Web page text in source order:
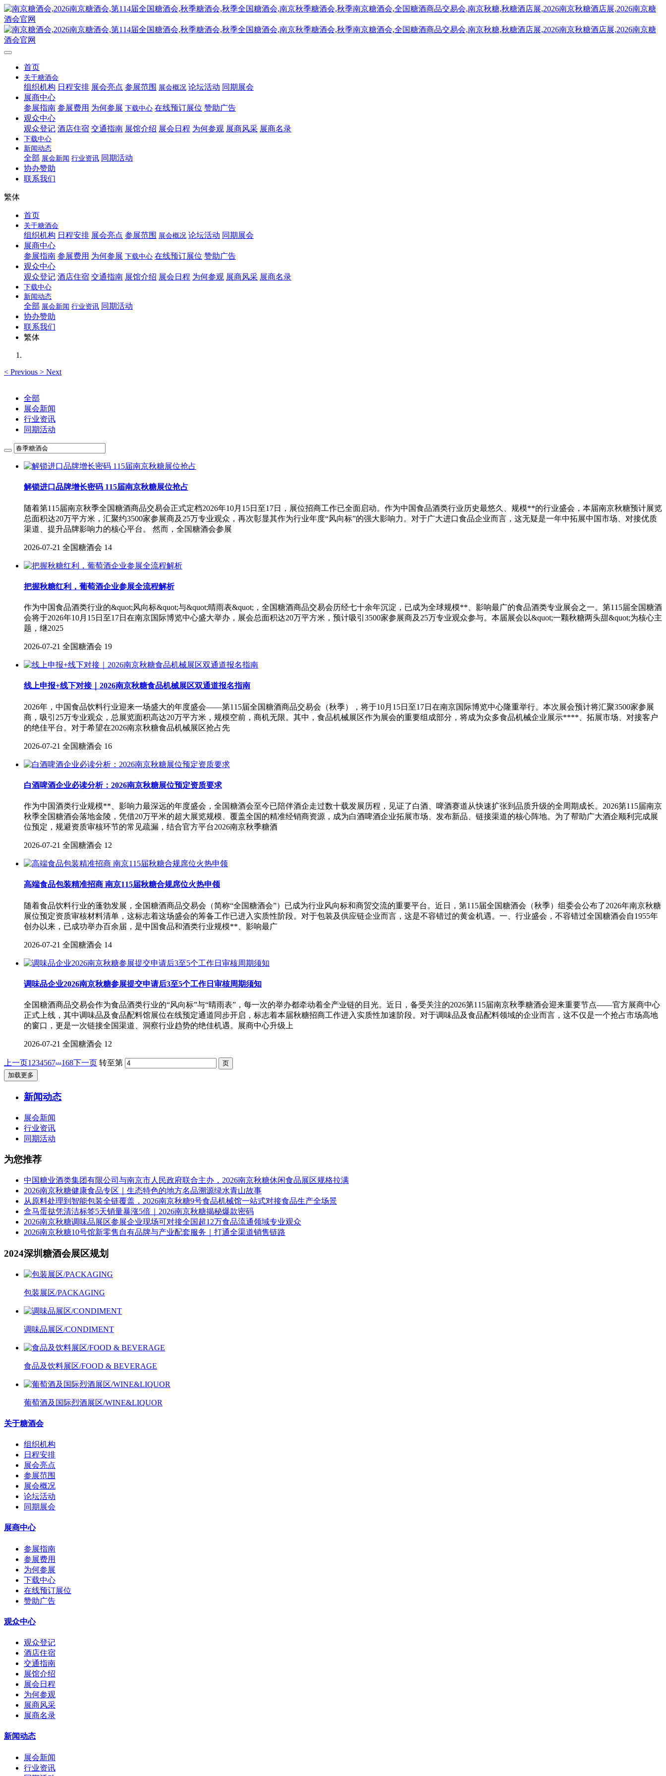
首页
关于糖酒会
组织机构 日程安排 展会亮点 参展范围 展会概况 论坛活动 同期展会
展商中心
参展指南 参展费用 为何参展 下载中心 在线预订展位 赞助广告
观众中心
观众登记 酒店住宿 交通指南 展馆介绍 展会日程 为何参观 展商风采 展商名录
下载中心
新闻动态
全部 展会新闻 行业资讯 同期活动
协办赞助
联系我们
繁体
首页
关于糖酒会
组织机构 日程安排 展会亮点 参展范围 展会概况 论坛活动 同期展会
展商中心
参展指南 参展费用 为何参展 下载中心 在线预订展位 赞助广告
观众中心
观众登记 酒店住宿 交通指南 展馆介绍 展会日程 为何参观 展商风采 展商名录
下载中心
新闻动态
全部 展会新闻 行业资讯 同期活动
协办赞助
联系我们
繁体
< Previous > Next
全部
展会新闻
行业资讯
同期活动
解锁进口品牌增长密码 115届南京秋糖展位抢占
随着第115届南京秋季全国糖酒商品交易会正式定档2026年10月15日至17日，展位招商工作已全面启动。作为中国食品酒类行业历史最悠久、规模**的行业盛会，本届南京秋糖预计展览
总面积达20万平方米，汇聚约3500家参展商及25万专业观众，再次彰显其作为行业年度“风向标”的强大影响力。对于广大进口食品企业而言，这无疑是一年中拓展中国市场、对接优质
渠道、提升品牌影响力的核心平台。 然而，全国糖酒会参展
2026-07-21 全国糖酒会 14
把握秋糖红利，葡萄酒企业参展全流程解析
作为中国食品酒类行业的&quot;风向标&quot;与&quot;晴雨表&quot;，全国糖酒商品交易会历经七十余年沉淀，已成为全球规模**、影响最广的食品酒类专业展会之一。第115届全国糖酒
会将于2026年10月15日至17日在南京国际博览中心盛大举办，展会总面积达20万平方米，预计吸引3500家参展商及25万专业观众参与。本届展会以&quot;一颗秋糖两头甜&quot;为核心主
题，继2025
2026-07-21 全国糖酒会 19
线上申报+线下对接｜2026南京秋糖食品机械展区双通道报名指南
2026年，中国食品饮料行业迎来一场盛大的年度盛会——第115届全国糖酒商品交易会（秋季），将于10月15日至17日在南京国际博览中心隆重举行。本次展会预计将汇聚3500家参展
商，吸引25万专业观众，总展览面积高达20万平方米，规模空前，商机无限。其中，食品机械展区作为展会的重要组成部分，将成为众多食品机械企业展示****、拓展市场、对接客户
的绝佳平台。对于希望在2026南京秋糖食品机械展区抢占先
2026-07-21 全国糖酒会 16
白酒啤酒企业必读分析：2026南京秋糖展位预定资质要求
作为中国酒类行业规模**、影响力最深远的年度盛会，全国糖酒会至今已陪伴酒企走过数十载发展历程，见证了白酒、啤酒赛道从快速扩张到品质升级的全周期成长。2026第115届南京
秋季全国糖酒会落地金陵，凭借20万平米的超大展览规模、覆盖全国的精准经销商资源，成为白酒啤酒企业拓展市场、发布新品、链接渠道的核心阵地。为了帮助广大酒企顺利完成展
位预定，规避资质审核环节的常见疏漏，结合官方平台2026南京秋季糖酒
2026-07-21 全国糖酒会 12
高端食品包装精准招商 南京115届秋糖合规席位火热申领
随着食品饮料行业的蓬勃发展，全国糖酒商品交易会（简称“全国糖酒会”）已成为行业风向标和商贸交流的重要平台。近日，第115届全国糖酒会（秋季）组委会公布了2026年南京秋糖
展位预定资质审核材料清单，这标志着这场盛会的筹备工作已进入实质性阶段。对于包装及供应链企业而言，这是不容错过的黄金机遇。一、行业盛会，不容错过全国糖酒会自1955年
创办以来，已成功举办百余届，是中国食品和酒类行业规模**、影响最广
2026-07-21 全国糖酒会 14
调味品企业2026南京秋糖参展提交申请后3至5个工作日审核周期须知
全国糖酒商品交易会作为食品酒类行业的“风向标”与“晴雨表”，每一次的举办都牵动着全产业链的目光。近日，备受关注的2026第115届南京秋季糖酒会迎来重要节点——官方展商中心
正式上线，其中调味品及食品配料馆展位在线预定通道同步开启，标志着本届秋糖招商工作进入实质性加速阶段。对于调味品及食品配料领域的企业而言，这不仅是一个抢占市场高地
的窗口，更是一次链接全国渠道、洞察行业趋势的绝佳机遇。展商中心升级上
2026-07-21 全国糖酒会 12
上一页1 234567...168下一页 转至第
加载更多
新闻动态
展会新闻
行业资讯
同期活动
为您推荐
中国糖业酒类集团有限公司与南京市人民政府联合主办，2026南京秋糖休闲食品展区规格拉满
2026南京秋糖健康食品专区｜生态特色的地方名品溯源绿水青山故事
从原料处理到智能包装全链覆盖，2026南京秋糖9号食品机械馆一站式对接食品生产全场景
盒马蛋挞凭清洁标签5天销量暴涨5倍｜2026南京秋糖揭秘爆款密码
2026南京秋糖调味品展区参展企业现场可对接全国超12万食品流通领域专业观众
2026南京秋糖10号馆新零售自有品牌与产业配套服务｜打通全渠道销售链路
2024深圳糖酒会展区规划
包装展区/PACKAGING
调味品展区/CONDIMENT
食品及饮料展区/FOOD & BEVERAGE
葡萄酒及国际烈酒展区/WINE&LIQUOR
关于糖酒会
组织机构
日程安排
展会亮点
参展范围
展会概况
论坛活动
同期展会
展商中心
参展指南
参展费用
为何参展
下载中心
在线预订展位
赞助广告
观众中心
观众登记
酒店住宿
交通指南
展馆介绍
展会日程
为何参观
展商风采
展商名录
新闻动态
展会新闻
行业资讯